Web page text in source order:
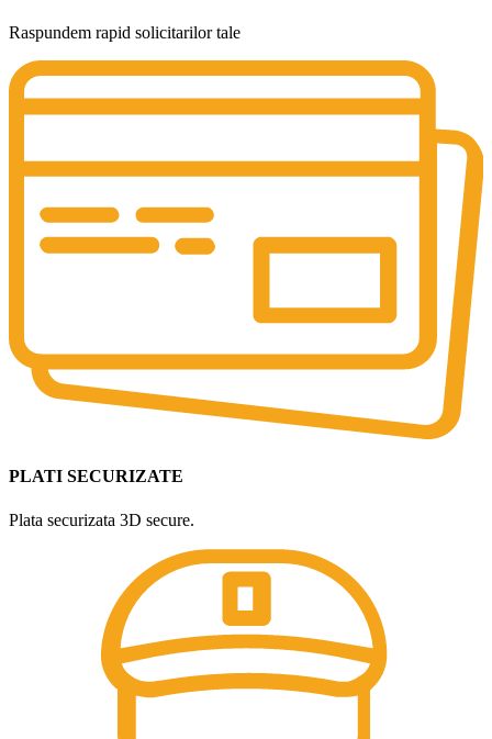
Raspundem rapid solicitarilor tale
PLATI SECURIZATE
Plata securizata 3D secure.